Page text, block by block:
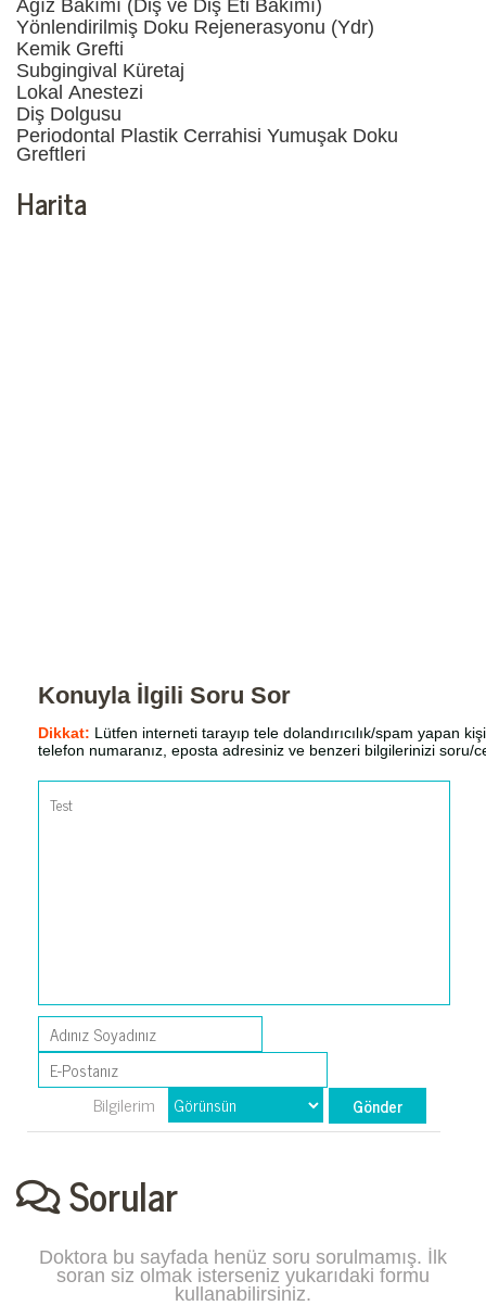
Ağız Bakımı (Diş ve Diş Eti Bakımı)
Yönlendirilmiş Doku Rejenerasyonu (Ydr)
Kemik Grefti
Subgingival Küretaj
Lokal Anestezi
Diş Dolgusu
Periodontal Plastik Cerrahisi Yumuşak Doku
Greftleri
Harita
Konuyla İlgili Soru Sor
Dikkat: Lütfen interneti tarayıp tele dolandırıcılık/spam yapan
telefon numaranız, eposta adresiniz ve benzeri bilgilerinizi soru/
Bilgilerim
Sorular
Doktora bu sayfada henüz soru sorulmamış. İlk
soran siz olmak isterseniz yukarıdaki formu
kullanabilirsiniz.